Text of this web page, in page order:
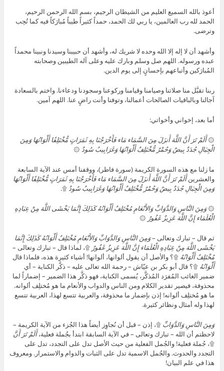
أعوذ بالله السميع العليم من الشيطان الرجيم، بسم الله الرحمن الرحيم،
الحمد لله رب العالمين، يا ربي لك الحمد، حمداً كثيراً طيباً مُبارَكاً فيه كما تُحِب
وترضى.
وأشهد أن لا إله إلا الله وحده لا شريك له، وأشهد أن حبيبنا وسيدنا ونبينا محمداً
عبده ورسوله. اللهم صل وسلم وبارك عليه وعلى آله الطيبين وصحابته
المُبارَكين وأتباعهم بإحسانٍ إلى يوم الدين.
ربنا تقبَّل منا صلاتنا وصيامنا وقيامنا وركوعنا وسجودنا ودعاءنا. واختم بالسعادة
آجالنا وبالباقيات الصالحات أعمالنا، وتوفنا وأنت راضٍ عنا. اللهم آمين.
أما بعد، إخواني وأخواتي:
۞أَلَمْ تَرَ أَنَّ اللَّهَ أَنزَلَ مِنَ السَّمَاء مَاء فَأَخْرَجْنَا بِهِ ثَمَرَاتٍ مُّخْتَلِفًا أَلْوَانُهَا وَمِنَ
الْجِبَالِ جُدَدٌ بِيضٌ وَحُمْرٌ مُّخْتَلِفٌ أَلْوَانُهَا وَغَرَابِيبُ سُودٌ ۞
ما زلنا مع هذه السورة الكريمة (سورة فاطر)، ووقفنا أمس عند الآية السابعة
والعشرينأَلَمْ تَرَ أَنَّ اللَّهَ أَنزَلَ مِنَ السَّمَاء مَاء فَأَخْرَجْنَا بِهِ ثَمَرَاتٍ مُّخْتَلِفًا أَلْوَانُهَا
وَمِنَ الْجِبَالِ جُدَدٌ بِيضٌ وَحُمْرٌ مُّخْتَلِفٌ أَلْوَانُهَا وَغَرَابِيبُ سُودٌ ۩.
۞وَمِنَ النَّاسِ وَالدَّوَابِّ وَالأَنْعَامِ مُخْتَلِفٌ أَلْوَانُهُ كَذَلِكَ إِنَّمَا يَخْشَى اللَّهَ مِنْ عِبَادِهِ
الْعُلَمَاء إِنَّ اللَّهَ عَزِيزٌ غَفُورٌ ۞
ثم قال – تبارك وتعالى –وَمِنَ النَّاسِ وَالدَّوَابِّ وَالأَنْعَامِ مُخْتَلِفٌ أَلْوَانُهُ كَذَلِكَ إِنَّمَا
يَخْشَى اللَّهَ مِنْ عِبَادِهِ الْعُلَمَاء إِنَّ اللَّهَ عَزِيزٌ غَفُورٌ ۩، لماذا قال – تبارك وتعالى –
مُخْتَلِفٌ أَلْوَانُهُ ۩؟ والأصل أن يقول ألوانها، ألوانها! أشياء كثيرة هذه، فلماذا قال
أَلْوَانُهُ ۩؟ قال أبو بكر بن عيّاش – رحمة الله تعالى عليه – ذكَّر الكناية – أي
ضمير الغائب المُفرَد المُذكَّر، يُسمى الكناية، فهو ذكَّر هذا الضمير – إضماراً لما
محذوفة، فيصير تقدير الكلام ومن الناس والدواب والأنعام ما هو مُختلِف ألوانه.
ما هو مُختلِف ألوانه! إذن بإضمار ما محذوفة، والعربية تتسع لهذا، العربية تتسع
لهذا وله أمثال ونظائر كثيرة.
وَمِنَ النَّاسِ وَالدَّوَابِّ ۩، إذن – قبل أن نُجاوِز أيضاً هذا الجُزء من الآية الكريمة –
لاحظتم أن الله – تبارك وتعالى – في الآية السابقة ابتدأ بجُملة فعلية،أَلَمْ تَرَ أَنَّ
۩، جُملة فعلية! والجُمل الفعلية من حيث الأصل تدل على التجدد، تدل على
التجدد والحدوث. والجُمل الاسمية تدل على الثبات والدوام والاستمرار. ومعروف
هذا في علم البيان!